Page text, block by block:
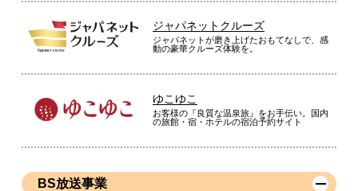
ジャパネットクルーズ
ジャパネットが磨き上げたおもてなしで、感
動の豪華クルーズ体験を。
ゆこゆこ
お客様の『良質な温泉旅』をお手伝い。国内
の旅館・宿・ホテルの宿泊予約サイト
BS放送事業